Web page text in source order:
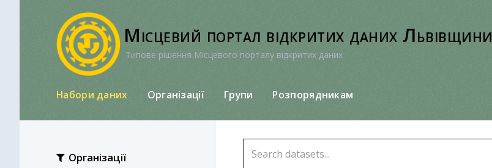
Місцевий портал відкритих даних Львівщини
Типове рішення Місцевого порталу відкритих даних
Набори даних Організації Групи Розпорядникам
Організації